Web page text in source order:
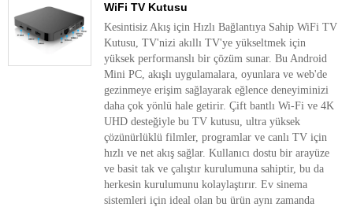
WiFi TV Kutusu
Kesintisiz Akış için Hızlı Bağlantıya Sahip WiFi TV
Kutusu, TV'nizi akıllı TV'ye yükseltmek için
yüksek performanslı bir çözüm sunar. Bu Android
Mini PC, akışlı uygulamalara, oyunlara ve web'de
gezinmeye erişim sağlayarak eğlence deneyiminizi
daha çok yönlü hale getirir. Çift bantlı Wi-Fi ve 4K
UHD desteğiyle bu TV kutusu, ultra yüksek
çözünürlüklü filmler, programlar ve canlı TV için
hızlı ve net akış sağlar. Kullanıcı dostu bir arayüze
ve basit tak ve çalıştır kurulumuna sahiptir, bu da
herkesin kurulumunu kolaylaştırır. Ev sinema
sistemleri için ideal olan bu ürün aynı zamanda